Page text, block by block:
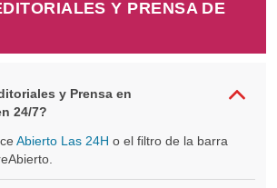
Y PRENSA DE
y Prensa en
24/7?
Abierto Las 24H o el filtro de la barra